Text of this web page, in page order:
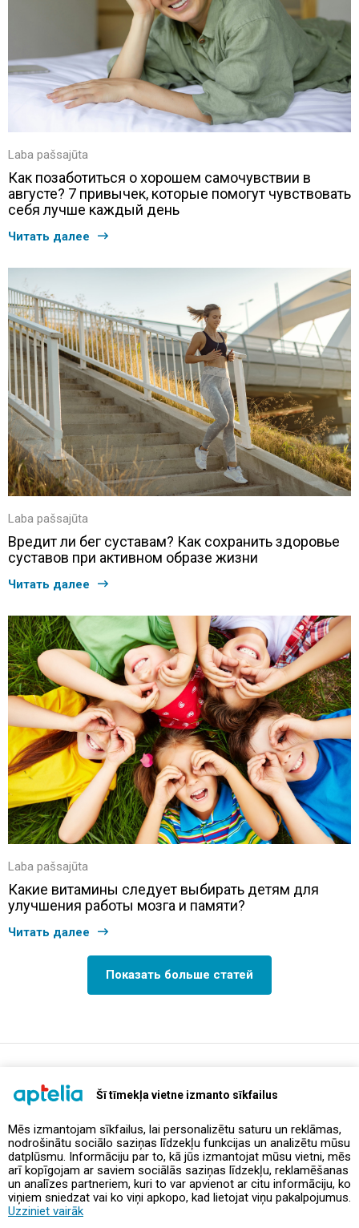
Šī tīmekļa vietne izmanto sīkfailus
Mēs izmantojam sīkfailus, lai personalizētu saturu un reklāmas,
nodrošinātu sociālo saziņas līdzekļu funkcijas un analizētu mūsu
datplūsmu. Informāciju par to, kā jūs izmantojat mūsu vietni, mēs
arī kopīgojam ar saviem sociālās saziņas līdzekļu, reklamēšanas
un analīzes partneriem, kuri to var apvienot ar citu informāciju, ko
viņiem sniedzat vai ko viņi apkopo, kad lietojat viņu pakalpojumus.
Uzziniet vairāk
Laba pašsajūta
Как позаботиться о хорошем самочувствии в
августе? 7 привычек, которые помогут чувствовать
себя лучше каждый день
Читать далее
Laba pašsajūta
Вредит ли бег суставам? Как сохранить здоровье
суставов при активном образе жизни
Читать далее
Laba pašsajūta
Какие витамины следует выбирать детям для
улучшения работы мозга и памяти?
Читать далее
Показать больше статей
Предложения и акции
Контакты